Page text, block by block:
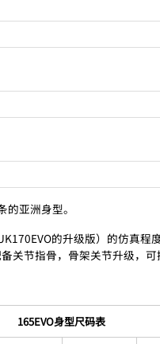
的亚洲身型。
的升级版）的仿真程
关节指骨，骨架关节升级，可
165EVO身型尺码表